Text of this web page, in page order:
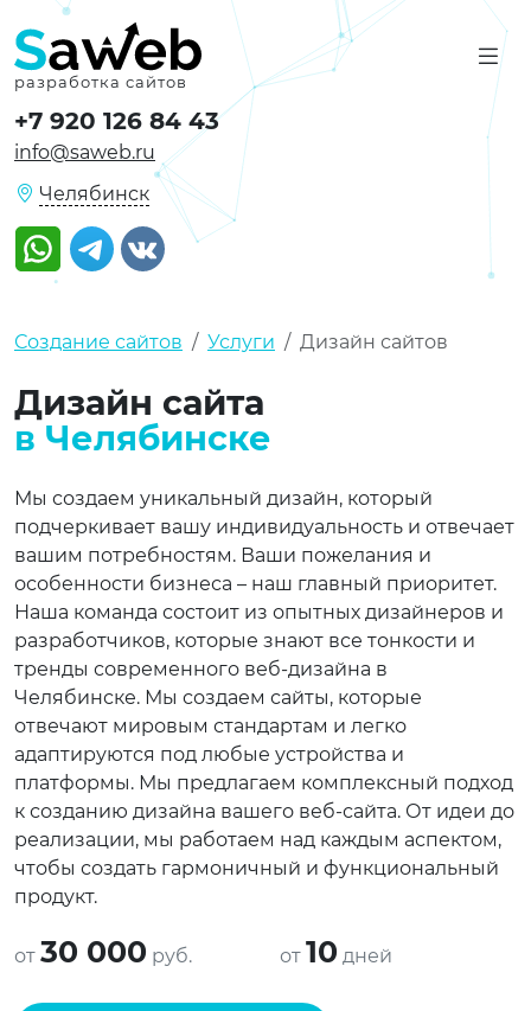
разработка сайтов
Челябинск
WatsappTelegram
VK
+7 920 126 84 43
info@saweb.ru
Создание сайтов Услуги Дизайн сайтов
Дизайн сайта
в Челябинске
Мы создаем уникальный дизайн, который
подчеркивает вашу индивидуальность и отвечает
вашим потребностям. Ваши пожелания и
особенности бизнеса – наш главный приоритет.
Наша команда состоит из опытных дизайнеров и
разработчиков, которые знают все тонкости и
тренды современного веб-дизайна в
Челябинске. Мы создаем сайты, которые
отвечают мировым стандартам и легко
адаптируются под любые устройства и
платформы. Мы предлагаем комплексный подход
к созданию дизайна вашего веб-сайта. От идеи до
реализации, мы работаем над каждым аспектом,
чтобы создать гармоничный и функциональный
продукт.
от 30 000 руб. от 10 дней